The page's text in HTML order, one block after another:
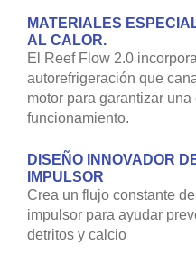
MATERIALES
AL CALOR.
El Reef Flow 2.0
autorefrigeración que
motor para garantizar
funcionamiento.
DISEÑO INNOVADOR
IMPULSOR
Crea un flujo constante
impulsor para ayudar
detritos y calcio